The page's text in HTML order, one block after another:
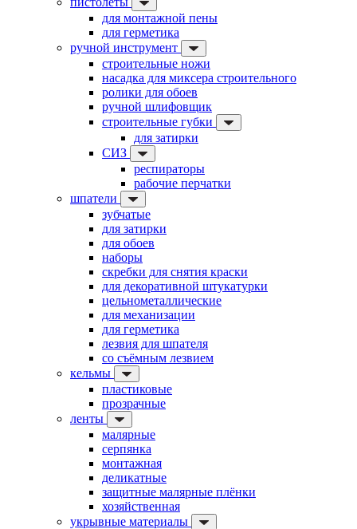
для монтажной пены
для герметика
ручной инструмент
строительные ножи
насадка для миксера строительного
ролики для обоев
ручной шлифовщик
строительные губки
для затирки
СИЗ
респираторы
рабочие перчатки
шпатели
зубчатые
для затирки
для обоев
наборы
скребки для снятия краски
для декоративной штукатурки
цельнометаллические
для механизации
для герметика
лезвия для шпателя
со съёмным лезвием
кельмы
пластиковые
прозрачные
ленты
малярные
серпянка
монтажная
деликатные
защитные малярные плёнки
хозяйственная
укрывные материалы